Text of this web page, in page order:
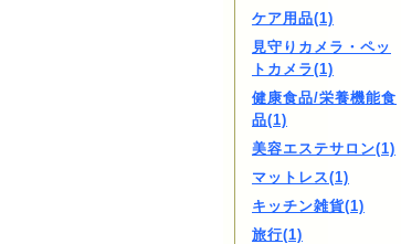
ケア用品(1)
見守りカメラ・ペッ
トカメラ(1)
健康食品/栄養機能食
品(1)
美容エステサロン(1)
マットレス(1)
キッチン雑貨(1)
旅行(1)